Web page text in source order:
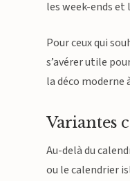
les week-ends
Pour ceux qui
s’avérer utile
la déco moderne
Variantes
Au-delà du
ou le calendrier